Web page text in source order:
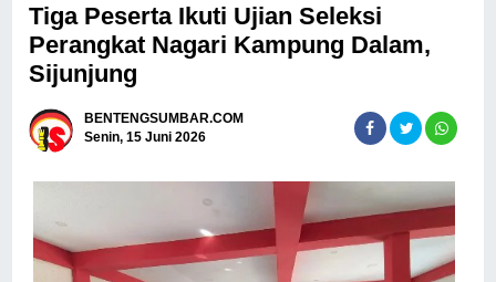
Tiga Peserta Ikuti Ujian Seleksi
Perangkat Nagari Kampung Dalam,
Sijunjung
BENTENGSUMBAR.COM
Senin, 15 Juni 2026